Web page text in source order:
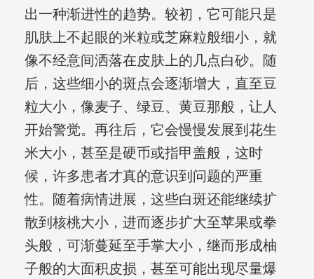
出一种渐进性的趋势。较初，它可能只是
肌肤上不起眼的米粒或芝麻粒般细小，就
像不经意间洒落在皮肤上的几点白砂。随
后，这些细小的斑点会逐渐增大，直至豆
粒大小，像麦子、绿豆、黄豆那般，让人
开始警觉。再往后，它会慢慢发展到花生
米大小，甚至是硬币或指甲盖般，这时
候，许多患者才真的意识到问题的严重
性。随着病情进展，这些白斑还能继续扩
散到核桃大小，进而逐步扩大至苹果或拳
头般，可渐蔓延至手掌大小，继而形成柚
子般的大面积皮损，甚至可能出现尽量爆